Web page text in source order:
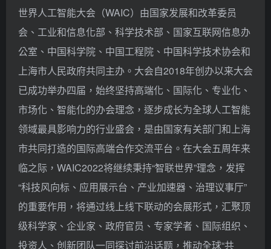
世界人工智能大会（WAIC）由国家发展和改革委员
会、工业和信息化部、科学技术部、国家互联网信息办
公室、中国科学院、中国工程院、中国科学技术协会和
上海市人民政府共同主办。大会自2018年创办以来大会
已成功举办四届，始终坚持高端化、国际化、专业化、
市场化、智能化的办会理念，逐步成长为全球人工智能
领域最具影响力的行业盛会，是由国家有关部门和上海
市共同打造的国际高端合作交流平台。 在大会五周年来
临之际，WAIC2022将继续秉持“智联世界”理念，发挥
“科技风向标、应用展示台、产业加速器、治理议事厅”
的重要作用，将通过线上线下联动的会展形式，汇聚顶
级科学家、企业家、政府官员、专家学者、国际组织、
投资人、创新团队一同探讨前沿话题，推动全球“共